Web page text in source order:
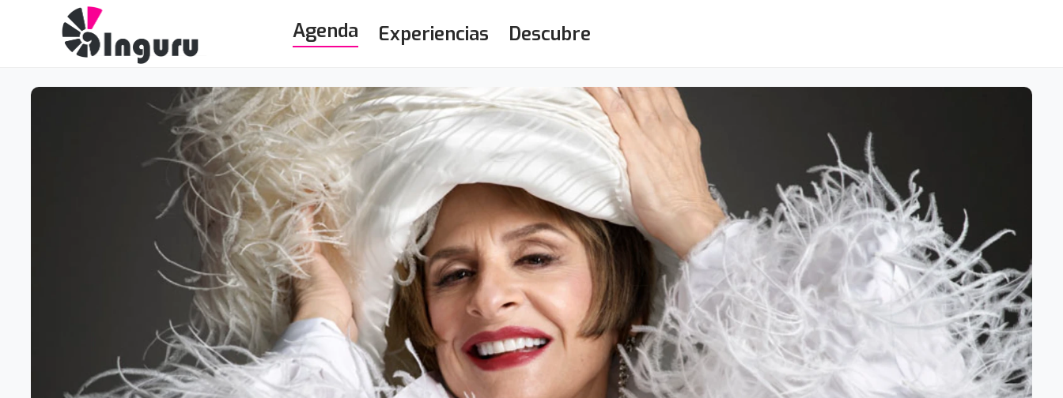
Agenda Experiencias Descubre